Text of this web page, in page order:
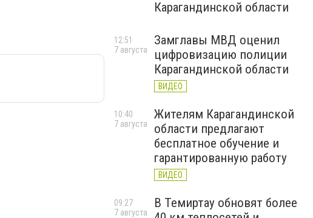
Карагандинской области
Замглавы МВД оценил
цифровизацию полиции
Карагандинской области
ВИДЕО
12:51
7 августа
Жителям Карагандинской
области предлагают
бесплатное обучение и
гарантированную работу
ВИДЕО
10:40
7 августа
В Темиртау обновят более
09:27
7 августа